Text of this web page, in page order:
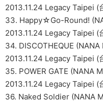
2013.11.24 Legacy Taipei (
33. Happy☆Go-Round!
2013.11.24 Legacy Taipei (
34. DISCOTHEQUE
2013.11.24 Legacy Taipei (
35. POWER GATE (NANA
2013.11.24 Legacy Taipei (
36. Naked Soldier (NANA